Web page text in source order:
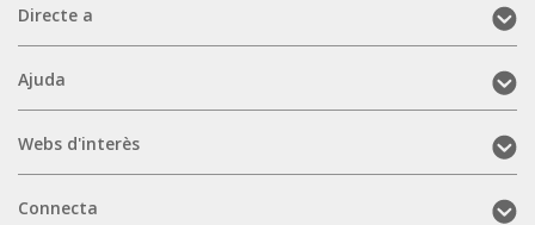
Directe
a
Directe a
Ajuda
(mobile)
Ajuda
Webs
d'interès
Webs d'interès
Connecta
Connecta